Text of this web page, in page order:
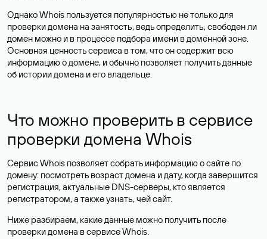
Однако Whois пользуется популярностью не только для
проверки домена на занятость, ведь определить, свободен ли
домен можно и в процессе подбора имени в доменной зоне.
Основная ценность сервиса в том, что он содержит всю
информацию о домене, и обычно позволяет получить данные
об истории домена и его владельце.
Что можно проверить в сервисе
проверки домена Whois
Сервис Whois позволяет собрать информацию о сайте по
домену: посмотреть возраст домена и дату, когда завершится
регистрация, актуальные DNS-серверы, кто является
регистратором, а также узнать, чей сайт.
Ниже разбираем, какие данные можно получить после
проверки домена в сервисе Whois.